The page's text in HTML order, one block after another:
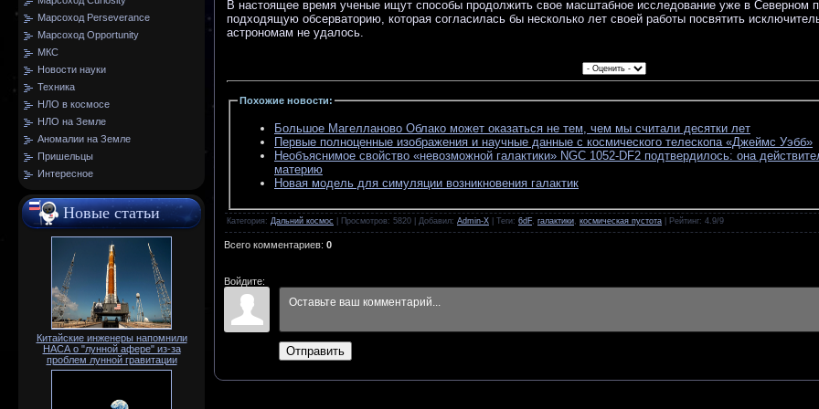
Марсоход Perseverance
Марсоход Opportunity
МКС
Новости науки
Техника
НЛО в космосе
НЛО на Земле
Аномалии на Земле
Пришельцы
Интересное
Новые статьи
Китайские инженеры напомнили
НАСА о "лунной афере" из-за
проблем лунной гравитации
В настоящее время ученые ищут способы продолжить свое масштабное исследование уже в Северном
подходящую обсерваторию, которая согласилась бы несколько лет своей работы посвятить
астрономам не удалось.
Похожие новости:
Большое Магелланово Облако может оказаться не тем, чем мы считали десятки лет
Первые полноценные изображения и научные данные с космического телескопа «Джеймс Уэбб»
Необъяснимое свойство «невозможной галактики» NGC 1052-DF2 подтвердилось: она
материю
Новая модель для симуляции возникновения галактик
Категория: Дальний космос Просмотров: 5820 | Добавил: Admin-X Теги: 6dF, галактики, космическая пустота Рейтинг: 4.9/9
Всего комментариев: 0
Войдите:
Отправить